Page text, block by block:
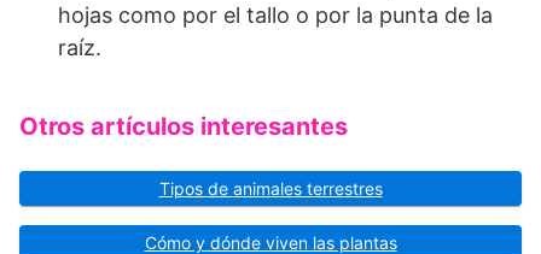
hojas como por el tallo o por la punta de la
raíz.
Otros artículos interesantes
Tipos de animales terrestres
Cómo y dónde viven las plantas